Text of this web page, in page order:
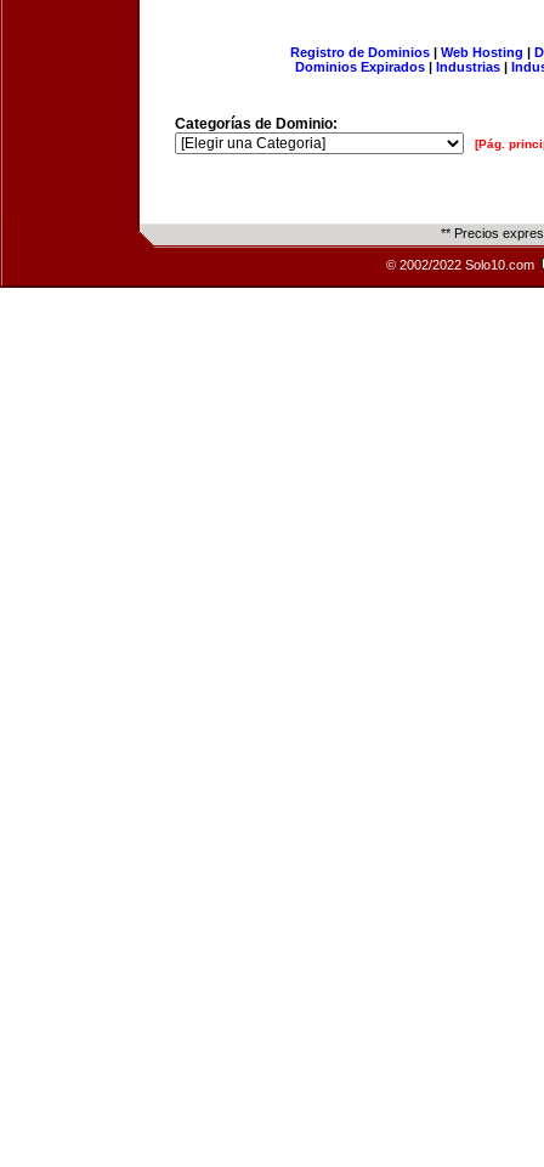
Registro de Dominios| Web Hosting |
Dominios Expirados | Industrias |
Categorías de Dominio:
[Pág.
** Precios
© 2002/2022 Solo10.com